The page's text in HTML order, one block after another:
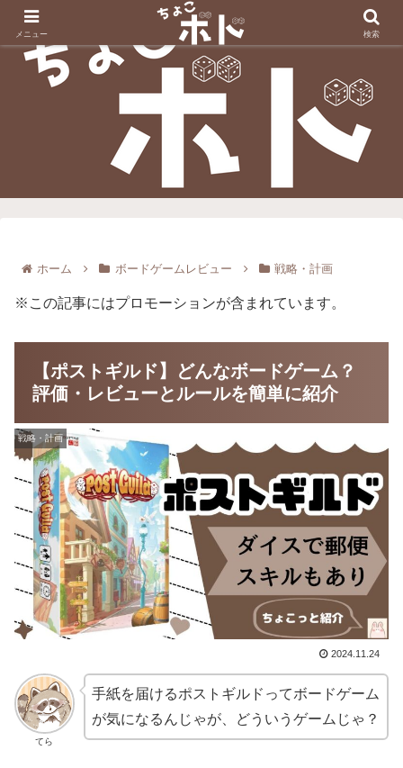
ホーム ボードゲームレビュー 戦略・計画
※この記事にはプロモーションが含まれています。
【ポストギルド】どんなボードゲーム？
評価・レビューとルールを簡単に紹介
戦略・計画
2024.11.24
てら
手紙を届けるポストギルドってボードゲーム
が気になるんじゃが、どういうゲームじゃ？
メニュー 検索